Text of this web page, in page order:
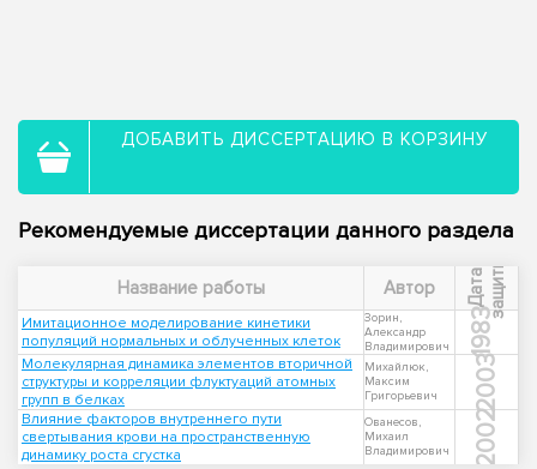
ДОБАВИТЬ ДИССЕРТАЦИЮ В КОРЗИНУ
Рекомендуемые диссертации данного раздела
Название работы Автор Д
а
т
а
з
а
щ
и
т ы
Имитационное моделирование кинетики
популяций нормальных и облученных клеток
Зорин,
Александр
Владимирович
1983
Молекулярная динамика элементов вторичной
структуры и корреляции флуктуаций атомных
групп в белках
Михайлюк,
Максим
Григорьевич
2003
Влияние факторов внутреннего пути
свертывания крови на пространственную
динамику роста сгустка
Ованесов,
Михаил
Владимирович
2002